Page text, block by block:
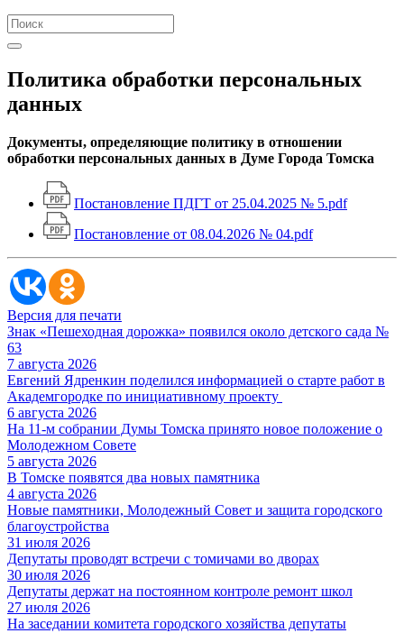
Политика обработки персональных
данных
Документы, определяющие политику в отношении
обработки персональных данных в Думе Города Томска
Постановление ПДГТ от 25.04.2025 № 5.pdf
Постановление от 08.04.2026 № 04.pdf
Версия для печати
Знак «Пешеходная дорожка» появился около детского сада №
63
7 августа 2026
Евгений Ядренкин поделился информацией о старте работ в
Академгородке по инициативному проекту
6 августа 2026
На 11-м собрании Думы Томска принято новое положение о
Молодежном Совете
5 августа 2026
В Томске появятся два новых памятника
4 августа 2026
Новые памятники, Молодежный Совет и защита городского
благоустройства
31 июля 2026
Депутаты проводят встречи с томичами во дворах
30 июля 2026
Депутаты держат на постоянном контроле ремонт школ
27 июля 2026
На заседании комитета городского хозяйства депутаты